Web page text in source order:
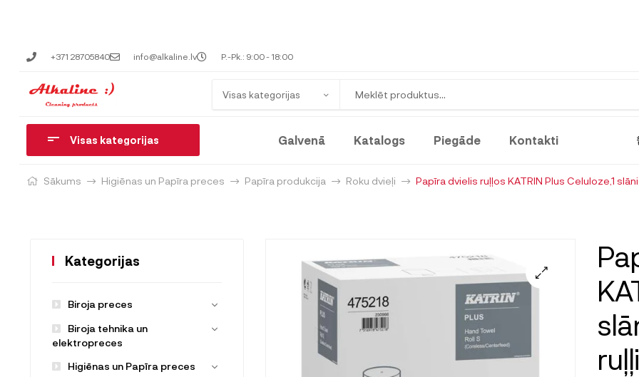
+371 28705840 info@alkaline.lv P.-Pk.: 9:00 - 18:00
Visas kategorijas
Visas kategorijas Galvenā Katalogs Piegāde Kontakti
Sākums Higiēnas un Papīra preces Papīra produkcija Roku dvieļi Papīra dvielis ruļļos KATRIN Plus Celuloze,1
Kategorijas
Biroja preces
Biroja tehnika un
elektropreces
Higiēnas un Papīra preces